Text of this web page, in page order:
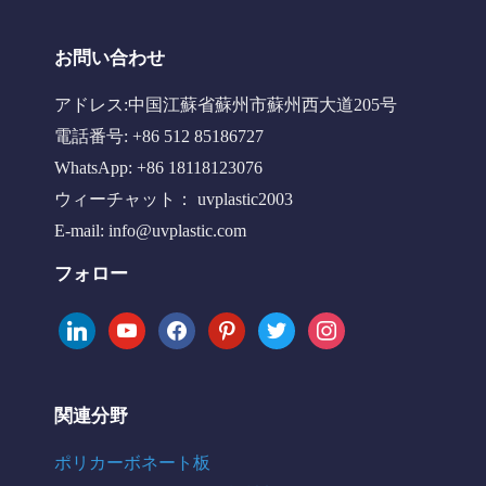
お問い合わせ
アドレス:中国江蘇省蘇州市蘇州西大道205号
電話番号: +86 512 85186727
WhatsApp: +86 18118123076
ウィーチャット： uvplastic2003
E-mail: info@uvplastic.com
フォロー
linkedinyoutubefacebookpinteresttwitter instagram
関連分野
ポリカーボネート板